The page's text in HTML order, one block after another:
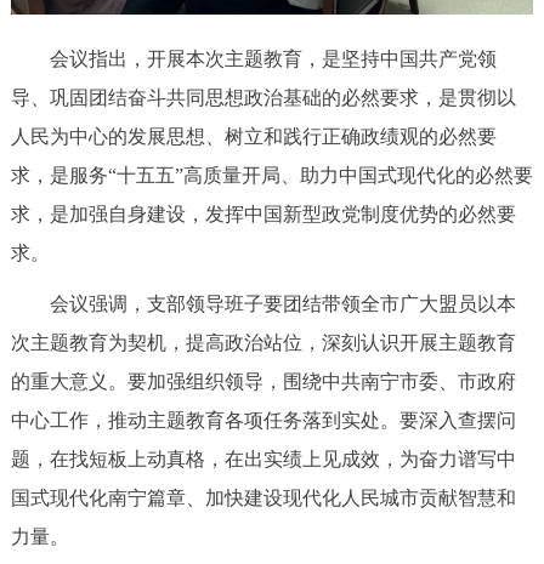
会议指出，开展本次主题教育，是坚持中国共产党领
导、巩固团结奋斗共同思想政治基础的必然要求，是贯彻以
人民为中心的发展思想、树立和践行正确政绩观的必然要
求，是服务“十五五”高质量开局、助力中国式现代化的必然要
求，是加强自身建设，发挥中国新型政党制度优势的必然要
求。
会议强调，支部领导班子要团结带领全市广大盟员以本
次主题教育为契机，提高政治站位，深刻认识开展主题教育
的重大意义。要加强组织领导，围绕中共南宁市委、市政府
中心工作，推动主题教育各项任务落到实处。要深入查摆问
题，在找短板上动真格，在出实绩上见成效，为奋力谱写中
国式现代化南宁篇章、加快建设现代化人民城市贡献智慧和
力量。